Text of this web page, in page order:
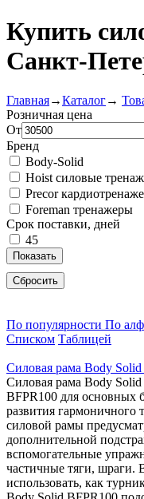
Купить
Санкт-
Главная→Каталог→
Розничная цена
От
Бренд
Body-Solid
Hoist силовые
Precor
Foreman тренажеры
Срок поставки, дней
45
Показать
Сбросить
По популярности По
Списком Таблицей
Силовая рама Body
Силовая рама Body Solid
BFPR100 для основных
развития гармоничного
силовой рамы
дополнительной
вспомогательные
частичные тяги,
использовать, как